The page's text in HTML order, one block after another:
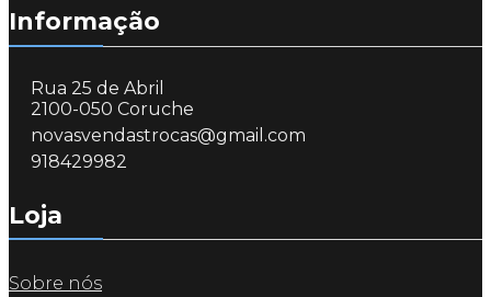
Informação
Rua 25 de Abril
2100-050 Coruche
novasvendastrocas@gmail.com
918429982
Loja
Sobre nós